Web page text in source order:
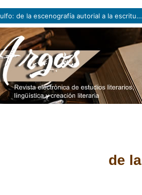
El silencio en Juan Rulfo: de la escenografía autorial a la escritura